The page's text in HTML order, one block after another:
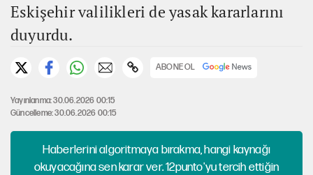
Eskişehir valilikleri de yasak kararlarını
duyurdu.
ABONE OL
Yayınlanma: 30.06.2026 00:15
Güncelleme: 30.06.2026 00:15
Haberlerini algoritmaya bırakma, hangi kaynağı
okuyacağına sen karar ver. 12punto'yu tercih ettiğin